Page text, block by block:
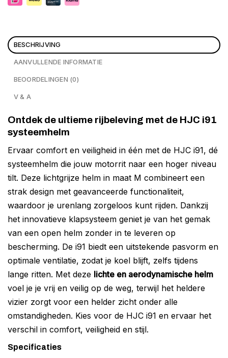
BESCHRIJVING
AANVULLENDE INFORMATIE
BEOORDELINGEN (0)
V & A
Ontdek de ultieme rijbeleving met de HJC i91
systeemhelm
Ervaar comfort en veiligheid in één met de HJC i91, dé
systeemhelm die jouw motorrit naar een hoger niveau
tilt. Deze lichtgrijze helm in maat M combineert een
strak design met geavanceerde functionaliteit,
waardoor je urenlang zorgeloos kunt rijden. Dankzij
het innovatieve klapsysteem geniet je van het gemak
van een open helm zonder in te leveren op
bescherming. De i91 biedt een uitstekende pasvorm en
optimale ventilatie, zodat je koel blijft, zelfs tijdens
lange ritten. Met deze lichte en aerodynamische helm
voel je je vrij en veilig op de weg, terwijl het heldere
vizier zorgt voor een helder zicht onder alle
omstandigheden. Kies voor de HJC i91 en ervaar het
verschil in comfort, veiligheid en stijl.
Specificaties